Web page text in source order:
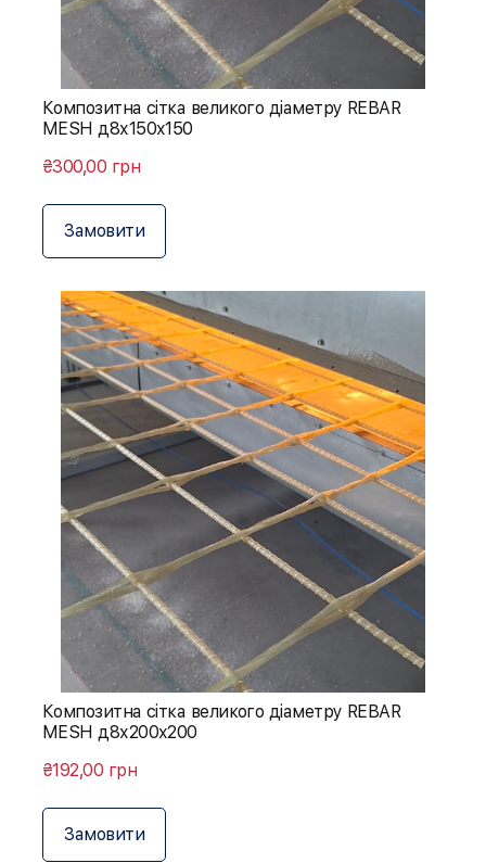
Композитна сітка великого діаметру REBAR
MESH д8х150х150
₴300,00 грн
Замовити
Композитна сітка великого діаметру REBAR
MESH д8х200х200
₴192,00 грн
Замовити